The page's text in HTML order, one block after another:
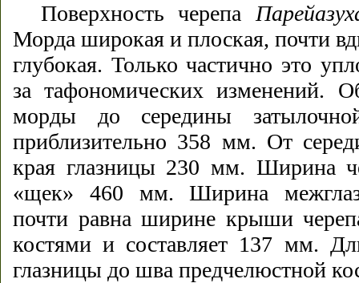
Поверхность черепа
Морда широкая и плоская, почти
глубокая. Только частично это
за тафономических изменений.
морды до середины
приблизительно 358 мм. От
края глазницы 230 мм. Ширина
«щек» 460 мм. Ширина
почти равна ширине крыши
костями и составляет 137 мм.
глазницы до шва предчелюстной